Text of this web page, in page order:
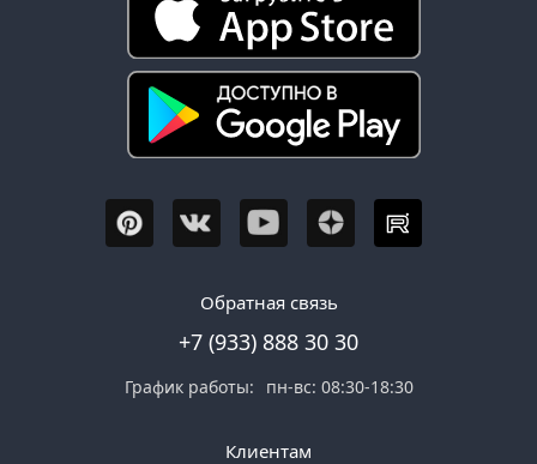
Обратная связь
+7 (933) 888 30 30
График работы: пн-вс: 08:30-18:30
Клиентам